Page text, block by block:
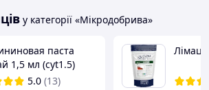
у категорії «Мікродобрива»
паста
1,5 мл (cyt1.5)
5.0 (13)